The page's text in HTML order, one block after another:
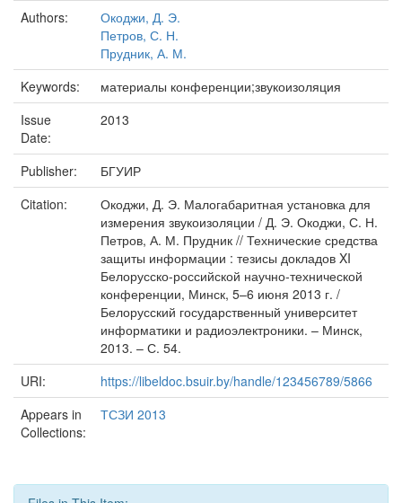
Authors:
Окоджи, Д. Э.
Петров, С. Н.
Прудник, А. М.
Keywords:
материалы конференции;звукоизоляция
Issue
Date:
2013
Publisher:
БГУИР
Citation:
Окоджи, Д. Э. Малогабаритная установка для
измерения звукоизоляции / Д. Э. Окоджи, С. Н.
Петров, А. М. Прудник // Технические средства
защиты информации : тезисы докладов XI
Белорусско-российской научно-технической
конференции, Минск, 5–6 июня 2013 г. /
Белорусский государственный университет
информатики и радиоэлектроники. – Минск,
2013. – С. 54.
URI:
https://libeldoc.bsuir.by/handle/123456789/5866
Appears in
Collections:
ТСЗИ 2013